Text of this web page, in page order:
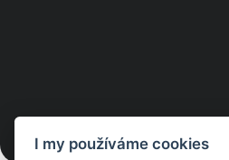
I my používáme cookies